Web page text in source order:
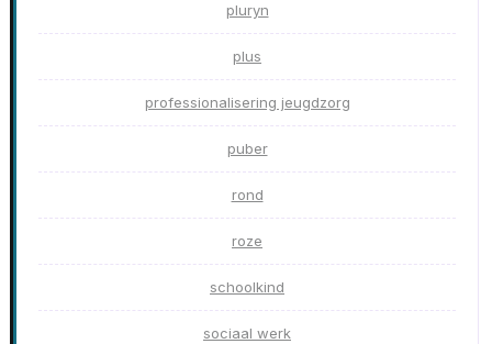
pluryn
plus
professionalisering jeugdzorg
puber
rond
roze
schoolkind
sociaal werk